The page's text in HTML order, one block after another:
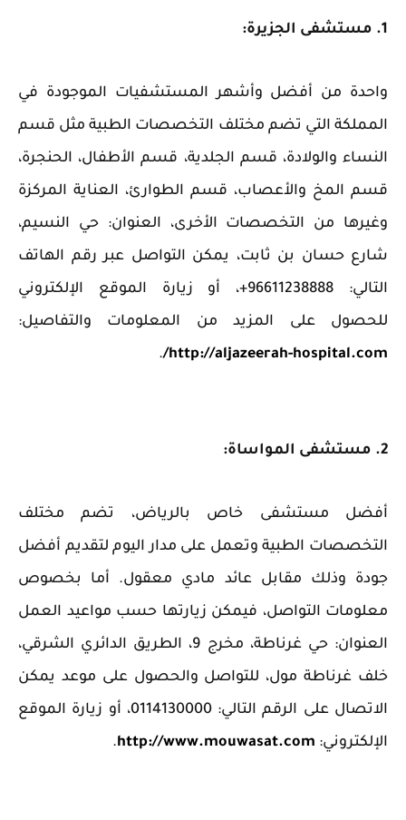
1. مستشفى الجزيرة:
‏واحدة من أفضل وأشهر المستشفيات ‏الموجودة في
المملكة التي تضم مختلف التخصصات الطبية مثل قسم
النساء والولادة، قسم الجلدية، قسم الأطفال، الحنجرة،
قسم المخ والأعصاب، قسم الطوارئ، العناية المركزة
وغيرها من التخصصات الأخرى، العنوان: حي النسيم،
شارع حسان بن ثابت، يمكن التواصل عبر رقم الهاتف
التالي: 96611238888+، أو زيارة الموقع الإلكتروني
للحصول على المزيد من المعلومات والتفاصيل:
http://aljazeerah-hospital.com/
.
2. مستشفى المواساة:
‏أفضل مستشفى خاص بالرياض، تضم مختلف
التخصصات الطبية وتعمل على مدار اليوم لتقديم أفضل
جودة ‏وذلك مقابل عائد مادي معقول. أما بخصوص
معلومات التواصل، فيمكن زيارتها حسب مواعيد العمل
العنوان: حي غرناطة، مخرج 9، الطريق الدائري الشرقي،
خلف غرناطة مول، للتواصل والحصول على موعد يمكن
الاتصال على الرقم التالي: 0114130000، أو زيارة الموقع
الإلكتروني: http://www.mouwasat.com
.